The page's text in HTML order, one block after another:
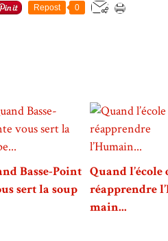
Repost 0
Basse-Point
sert la soup
Quand l’école
réapprendre
main...